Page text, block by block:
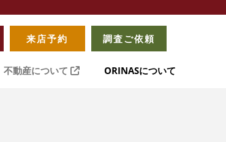
来店予約 調査ご依頼
不動産について ORINASについて